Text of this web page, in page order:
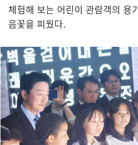
체험해 보는 어린이 관람객의 용
음꽃을 피웠다.